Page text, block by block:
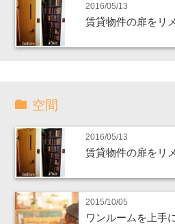
2016/05/13
賃貸物件の扉をリ
空間
2016/05/13
賃貸物件の扉をリ
2015/10/05
ワンルームを上手